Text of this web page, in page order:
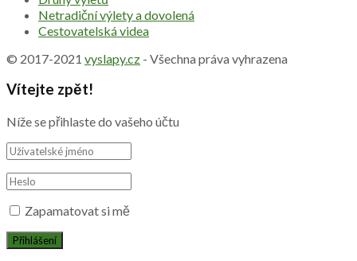
Netradiční výlety a dovolená
Cestovatelská videa
© 2017-2021 vyslapy.cz - Všechna práva vyhrazena
Vítejte zpět!
Níže se přihlaste do vašeho účtu
Zapamatovat si mě